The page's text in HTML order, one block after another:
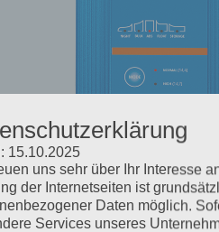
ZUSÄTZLICHE
15.10.2025
uns sehr über Ihr Interesse
der Internetseiten ist
Daten möglich.
Services unseres